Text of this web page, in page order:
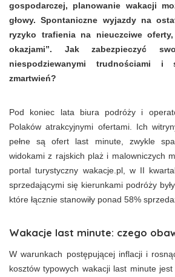
gospodarczej, planowanie wakacji
głowy. Spontaniczne wyjazdy na
ryzyko trafienia na nieuczciwe
okazjami”. Jak zabezpieczyć
niespodziewanymi trudnościami
zmartwień?
Pod koniec lata biura podróży i
Polaków atrakcyjnymi ofertami. Ich
pełne są ofert last minute, zwykle
widokami z rajskich plaż i malowniczych
portal turystyczny wakacje.pl, w II
sprzedającymi się kierunkami podróży
które łącznie stanowiły ponad 58%
Wakacje last minute: czego
W warunkach postępującej inflacji i
kosztów typowych wakacji last minute